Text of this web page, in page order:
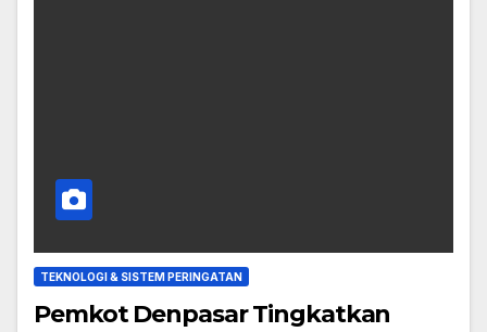
TEKNOLOGI & SISTEM PERINGATAN
Pemkot Denpasar Tingkatkan